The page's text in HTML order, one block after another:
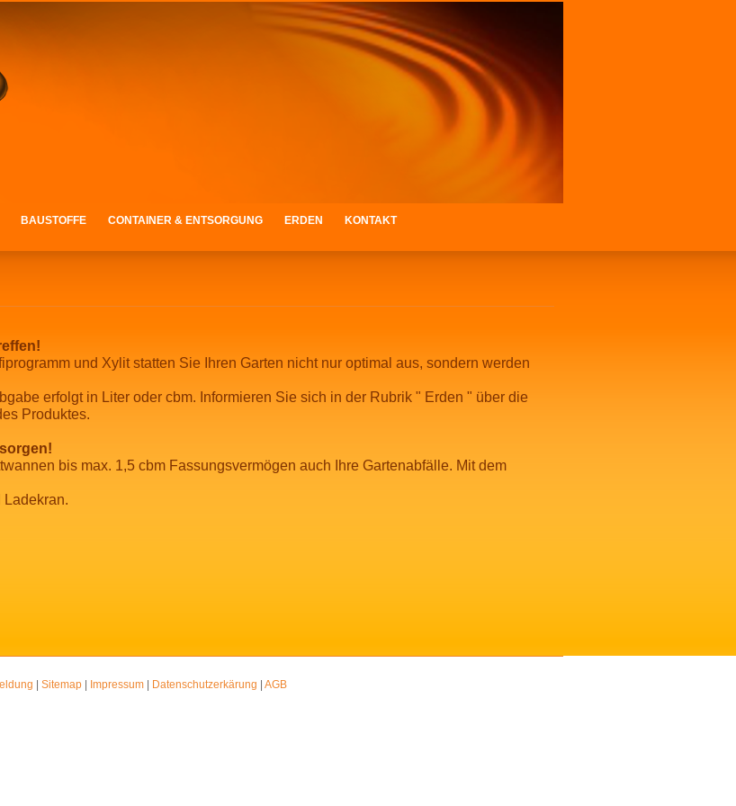
BAUSTOFFE CONTAINER & ENTSORGUNG ERDEN
KONTAKT
und Xylit statten Sie Ihren Garten nicht nur optimal aus, sondern werden
erfolgt in Liter oder cbm. Informieren Sie sich in der Rubrik " Erden " über die
Produktes.
bis max. 1,5 cbm Fassungsvermögen auch Ihre Gartenabfälle. Mit dem
Sitemap| Impressum| Datenschutzerkärung AGB